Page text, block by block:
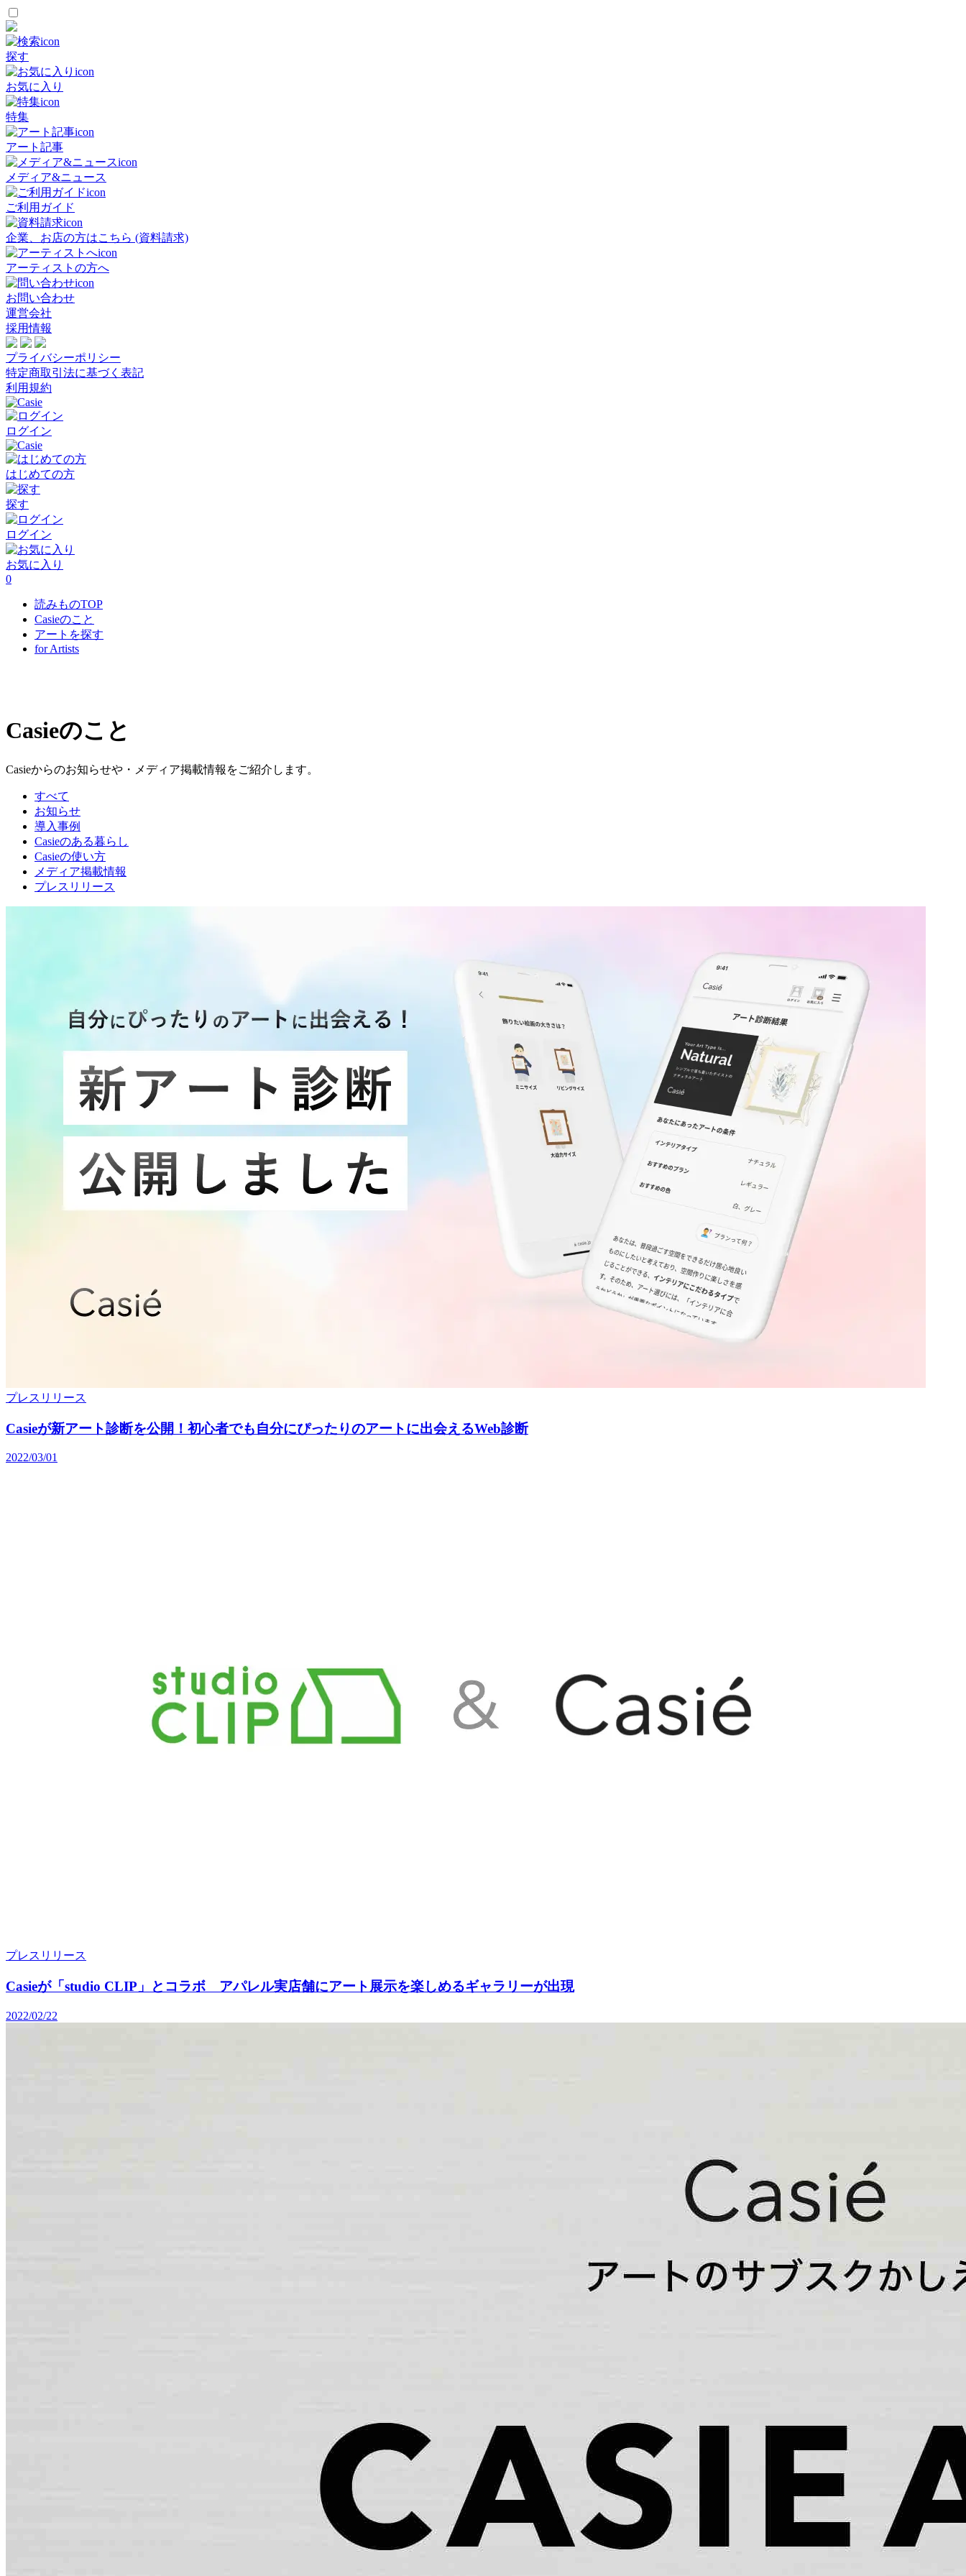
探す
お気に入り
特集
アート記事
メディア&ニュース
ご利用ガイド
企業、お店の方はこちら (資料請求)
アーティストの方へ
お問い合わせ
運営会社
採用情報
プライバシーポリシー
特定商取引法に基づく表記
利用規約
ログイン
はじめての方
探す
ログイン
お気に入り
0
読みものTOP
Casieのこと
アートを探す
for Artists
Casieのこと
Casieからのお知らせや・メディア掲載情報をご紹介します。
すべて
お知らせ
導入事例
Casieのある暮らし
Casieの使い方
メディア掲載情報
プレスリリース
プレスリリース
Casieが新アート診断を公開！初心者でも自分にぴったりのアートに出会えるWeb診断
2022/03/01
プレスリリース
Casieが「studio CLIP」とコラボ アパレル実店舗にアート展示を楽しめるギャラリーが出現
2022/02/22